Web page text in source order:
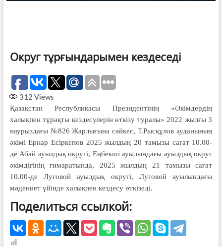
Округ тұрғындарымен кездеседі
312 Views
Қазақстан Республикасы Президентінің «Әкімдердің
халықпен тұрақты кездесулерін өткізу туралы» 2022 жылғы 3
наурыздағы №826 Жарлығына сәйкес, Т.Рысқұлов ауданының
әкімі Ернар Есіркепов 2025 жылдың 20 тамызы сағат 10.00-
де Абай ауылдық округі, Еңбекші ауылындағы ауылдық округ
әкімдігінің ғимаратында, 2025 жылдың 21 тамызы сағат
10.00-де Луговой ауылдық округі, Луговой ауылындағы
мәдениет үйінде халықпен кездесу өткізеді.
Поделиться ссылкой: